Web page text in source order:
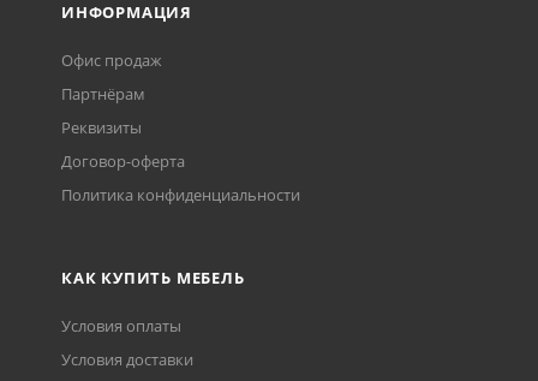
ИНФОРМАЦИЯ
Офис продаж
Партнёрам
Реквизиты
Договор-оферта
Политика конфиденциальности
КАК КУПИТЬ МЕБЕЛЬ
Условия оплаты
Условия доставки